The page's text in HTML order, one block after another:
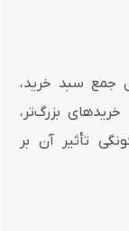
جمع سبد خرید،
بزرگ‌تر،
تأثیر آن بر